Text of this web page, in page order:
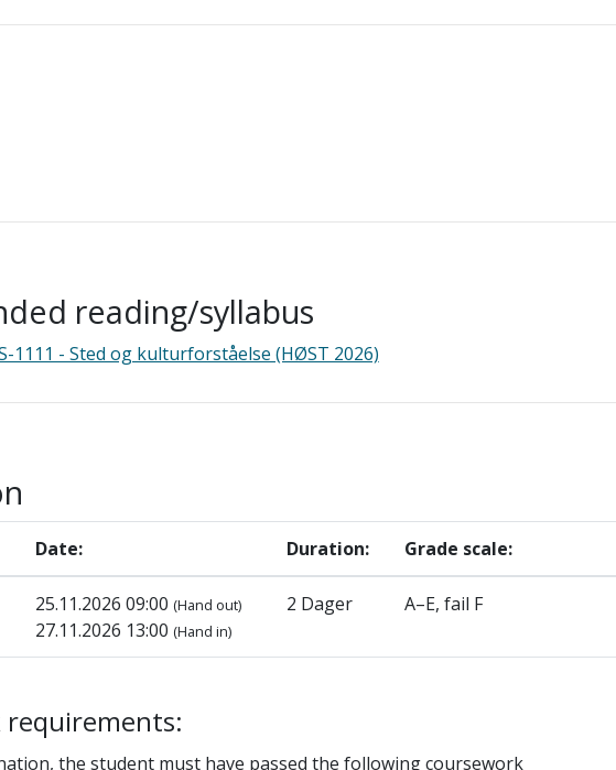
reading/syllabus
1111 - Sted og kulturforståelse (HØST 2026)
Date: Duration: Grade scale:
25.11.2026 09:00 (Hand out)
27.11.2026 13:00 (Hand in)
2 Dager A–E, fail F
requirements:
the student must have passed the following coursework